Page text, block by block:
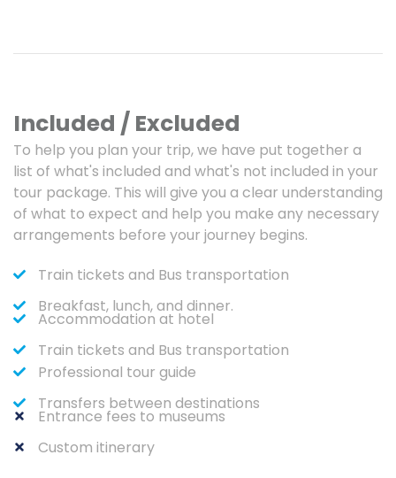
Included / Excluded
To help you plan your trip, we have put together a
list of what's included and what's not included in your
tour package. This will give you a clear understanding
of what to expect and help you make any necessary
arrangements before your journey begins.
Train tickets and Bus transportation
Breakfast, lunch, and dinner.
Accommodation at hotel
Train tickets and Bus transportation
Professional tour guide
Transfers between destinations
Entrance fees to museums
Custom itinerary